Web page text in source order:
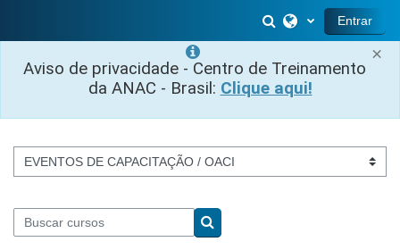
×
Aviso de privacidade - Centro de Treinamento
da ANAC - Brasil: Clique aqui!
Alternar entrada
Entrar
Categorias de Cursos
Buscar cursos
Buscar cursos